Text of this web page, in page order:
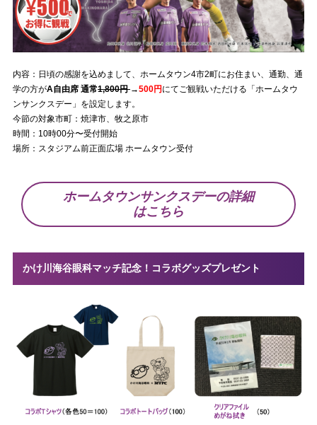
内容：日頃の感謝を込めまして、ホームタウン4市2町にお住まい、通勤、通
学の方がA自由席 通常1,800円→500円 にてご観戦いただける「ホームタウ
ンサンクスデー」を設定します。
今節の対象市町：焼津市、牧之原市
時間：10時00分〜受付開始
場所：スタジアム前正面広場 ホームタウン受付
ホームタウンサンクスデーの詳細
はこちら
かけ川海谷眼科マッチ記念！コラボグッズプレゼント